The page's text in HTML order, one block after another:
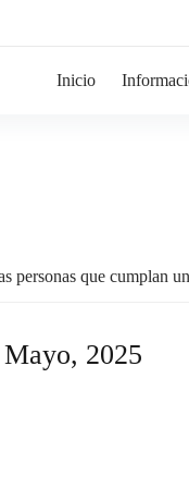
Inicio
personas que cumplan
2025